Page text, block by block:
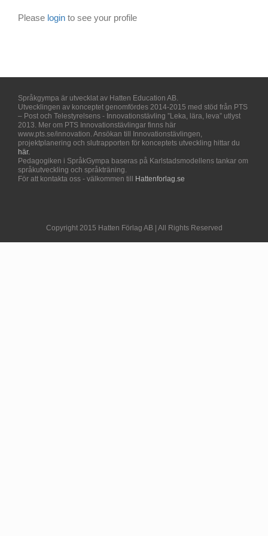
Please login to see your profile
Språkgympa är utvecklat av Hatten Education AB.
Utvecklingen av konceptet genomfördes 2014-2015 med stöd från PTS
– Post och Telestyrelsens - Innovationstävling ”Leka, lära, leva” utlyst
2013. Mer om PTS Innovationstävlingar finns här
www.pts.se/innovation. Ansökan till Innovationstävlingen,
projektplanering och slutrapporten för konceptets utveckling hittar du
här.
Pedagogiken i SpråkGympa baseras på Karlstadsmodellens tankar om
språkutveckling och språkträning.
För att kontakta oss - välkommen till
Hattenforlag.se
Copyright 2015 Hatten Förlag AB | All Rights Reserved